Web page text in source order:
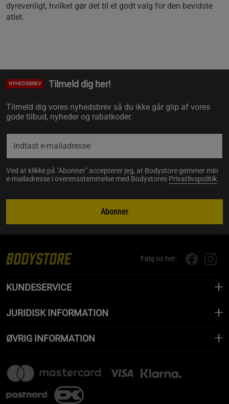
dyrevenligt, hvilket gør det til et godt valg for den bevidste
atlet.
NYHEDSBREV Tilmeld dig her!
Tilmeld dig vores nyhedsbrev så du ikke går glip af vores
gode tilbud, nyheder og rabatkoder.
Ved at klikke på "Abonner" accepterer jeg, at Bodystore gemmer min
e-mailadresse i overensstemmelse med Bodystores Privatlivspolitik.
Abonner
Følg os her:
KUNDESERVICE
JURIDISK INFORMATION
ØVRIG INFORMATION